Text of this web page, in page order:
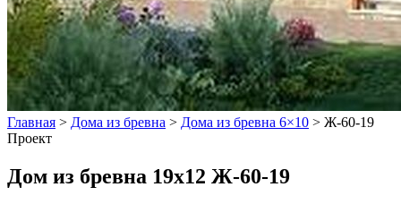
Главная > Дома из бревна > Дома из бревна 6×10 > Ж-60-19
Проект
Дом из бревна 19x12 Ж-60-19